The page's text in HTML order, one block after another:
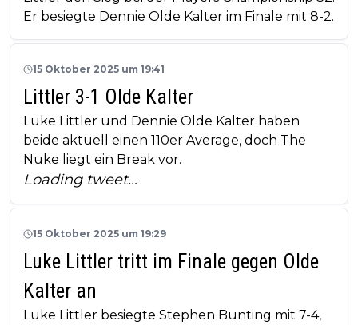
Er besiegte Dennie Olde Kalter im Finale mit 8-2.
15 Oktober 2025 um 19:41
Littler 3-1 Olde Kalter
Luke Littler und Dennie Olde Kalter haben
beide aktuell einen 110er Average, doch The
Nuke liegt ein Break vor.
Loading tweet…
15 Oktober 2025 um 19:29
Luke Littler tritt im Finale gegen Olde
Kalter an
Luke Littler besiegte Stephen Bunting mit 7-4,